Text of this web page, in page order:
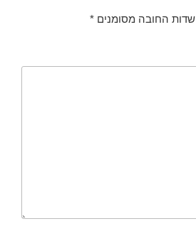
שדות החובה מסומנים *